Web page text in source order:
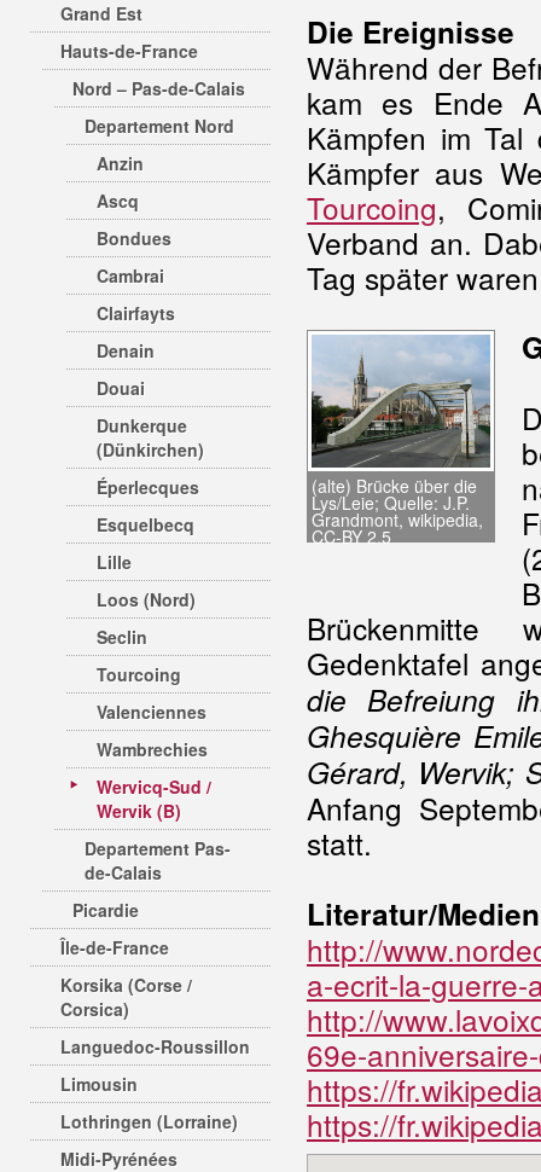
Grand Est
Hauts-de-France
Nord – Pas-de-Calais
Departement Nord
Anzin
Ascq
Bondues
Cambrai
Clairfayts
Denain
Douai
Dunkerque
(Dünkirchen)
Éperlecques
Esquelbecq
Lille
Loos (Nord)
Seclin
Tourcoing
Valenciennes
Wambrechies
Wervicq-Sud /
Wervik (B)
Departement Pas-
de-Calais
Picardie
Île-de-France
Korsika (Corse /
Corsica)
Languedoc-Roussillon
Limousin
Lothringen (Lorraine)
Midi-Pyrénées
Die Ereignisse
Während der
kam es Ende
Kämpfen im
Kämpfer aus
Tourcoing,
Verband an.
Tag später
(alte) Brücke über die
Lys/Leie; Quelle: J.P.
Grandmont, wikipedia,
CC-BY 2.5
Brückenmitte
Gedenktafel
die Befreiung
Ghesquière
Gérard, Wervik;
Anfang
statt.
Literatur/Medien
http://
a-ecrit-la-
http://
69e-
https://
https://